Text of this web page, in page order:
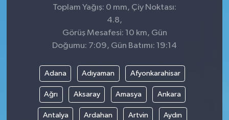
Toplam Yağış: 0 mm, Çiy Noktası:
4.8,
Görüş Mesafesi: 10 km, Gün
Doğumu: 7:09, Gün Batımı: 19:14
Adana Adıyaman Afyonkarahisar
Ağrı Aksaray Amasya Ankara
Antalya Ardahan Artvin Aydın